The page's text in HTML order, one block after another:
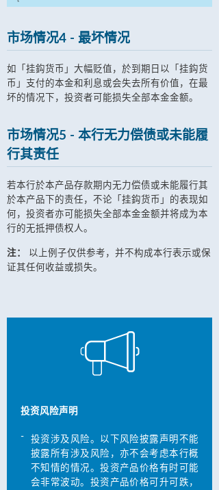
市场情况4 - 最坏情况
如「挂鈎货币」大幅贬值，於到期日以「挂鈎货
币」支付的本金和利息或会失去所有价值，在最
坏的情况下，投资者可能损失全部本金金额。
市场情况5 - 本行无力偿债或未能履
行其责任
若本行於本产品存款期内无力偿债或未能履行其
於本产品下的责任，不论「挂鈎货币」的表现如
何，投资者亦可能损失全部本金金额并将成为本
行的无抵押债权人。
注：
以上例子仅供参考，并不构成本行表示或保
证其任何收益或损失。
投资风险声明
-
投资涉及风险。以下风险披露声明不能
披露所有涉及风险，亦不会考虑本行概
不知情的情况。投资产品价格有时可能
会非常波动。投资产品价格可升可跌，